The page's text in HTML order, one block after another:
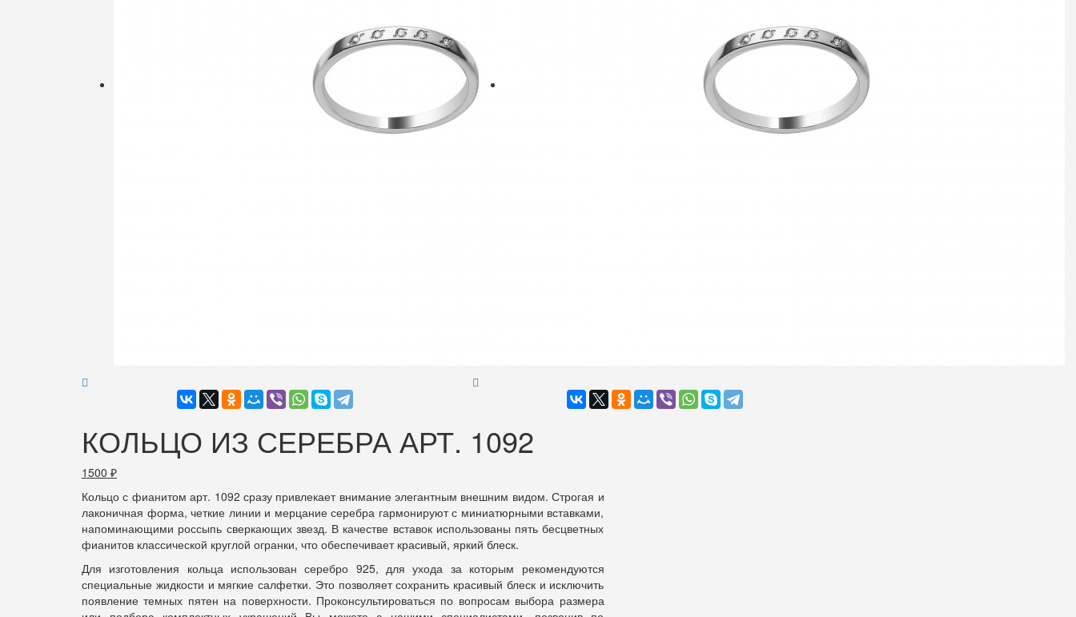
КОЛЬЦО ИЗ СЕРЕБРА АРТ. 1092
1500 ₽
Кольцо с фианитом арт. 1092 сразу привлекает внимание элегантным внешним видом. Строгая и
лаконичная форма, четкие линии и мерцание серебра гармонируют с миниатюрными вставками,
напоминающими россыпь сверкающих звезд. В качестве вставок использованы пять бесцветных
фианитов классической круглой огранки, что обеспечивает красивый, яркий блеск.
Для изготовления кольца использован серебро 925, для ухода за которым рекомендуются
специальные жидкости и мягкие салфетки. Это позволяет сохранить красивый блеск и исключить
появление темных пятен на поверхности. Проконсультироваться по вопросам выбора размера